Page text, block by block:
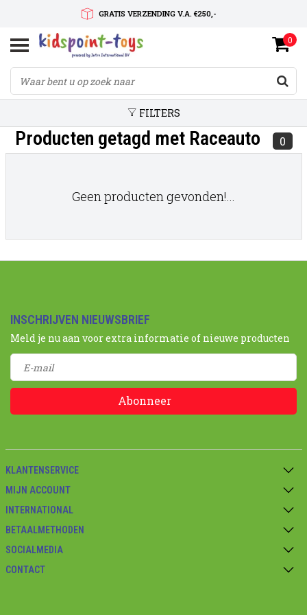
GRATIS VERZENDING V.A. €250,-
SNELLE LEVERTIJD
SERVICE OP MAAT
0
FILTERS
Producten getagd met Raceauto 0
Geen producten gevonden!...
INSCHRIJVEN NIEUWSBRIEF
Meld je nu aan voor extra informatie of nieuwe producten
Abonneer
KLANTENSERVICE
MIJN ACCOUNT
INTERNATIONAL
BETAALMETHODEN
SOCIALMEDIA
CONTACT